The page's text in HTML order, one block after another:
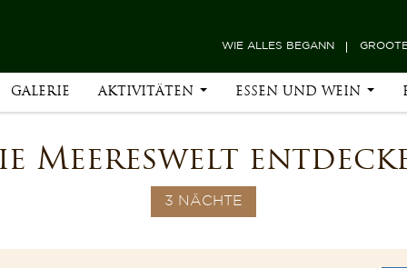
WIE ALLES BEGANN
GALERIE AKTIVITÄTEN ESSEN UND WEIN
Meereswelt
3 NÄCHTE